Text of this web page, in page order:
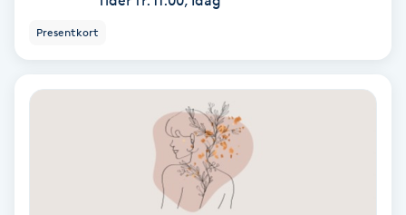
Navelpiercing
Presentkort